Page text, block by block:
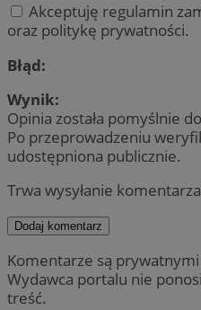
Akceptuję regulamin
oraz politykę prywatności.
Błąd:
Wynik:
Opinia została pomyślnie
Po przeprowadzeniu
udostępniona publicznie.
Trwa wysyłanie
Dodaj komentarz
Komentarze są
Wydawca portalu nie
treść.